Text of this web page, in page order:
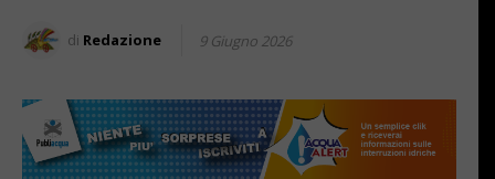
di Redazione 9 Giugno 2026